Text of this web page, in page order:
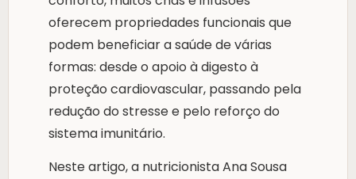
oferecem propriedades funcionais que
podem beneficiar a saúde de várias
formas: desde o apoio à digesto à
proteção cardiovascular, passando pela
redução do stresse e pelo reforço do
sistema imunitário.
Neste artigo, a nutricionista Ana Sousa